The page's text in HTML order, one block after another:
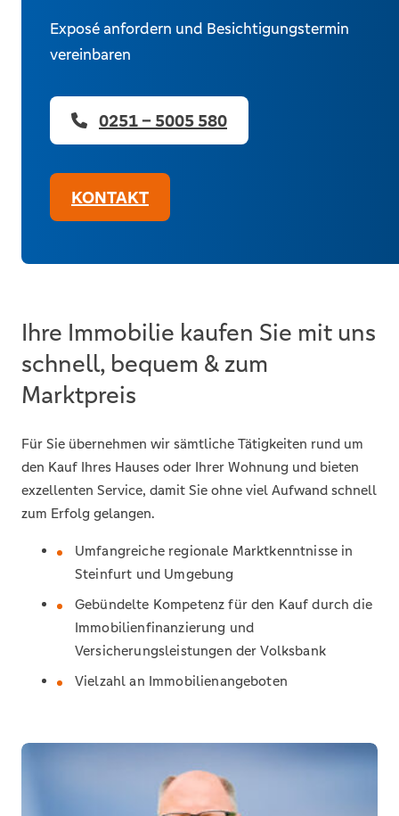
Exposé anfordern und Besichtigungstermin
vereinbaren
0251 – 5005 580
KONTAKT
Ihre Immobilie kaufen Sie mit uns
schnell, bequem & zum
Marktpreis
Für Sie übernehmen wir sämtliche Tätigkeiten rund um
den Kauf Ihres Hauses oder Ihrer Wohnung und bieten
exzellenten Service, damit Sie ohne viel Aufwand schnell
zum Erfolg gelangen.
Umfangreiche regionale Marktkenntnisse in
Steinfurt und Umgebung
Gebündelte Kompetenz für den Kauf durch die
Immobilienfinanzierung und
Versicherungsleistungen der Volksbank
Vielzahl an Immobilienangeboten